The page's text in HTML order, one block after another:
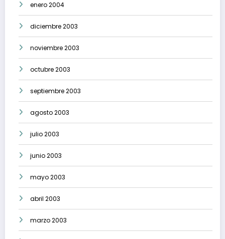
enero 2004
diciembre 2003
noviembre 2003
octubre 2003
septiembre 2003
agosto 2003
julio 2003
junio 2003
mayo 2003
abril 2003
marzo 2003